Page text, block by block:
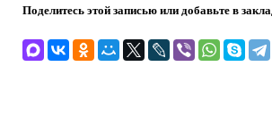
Поделитесь этой записью или добавьте в